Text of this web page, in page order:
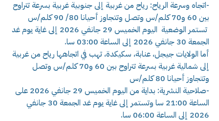
-اتجاه وسرعة الرياح: رياح من غربية إلى جنوبية غربية بسرعة تتراوح
بين 60 و70 كلم/س وتصل وتتجاوز أحيانا 80/ 90 كلم/س
تستمر الوضعية اليوم الخميس 29 جانفي 2026 إلى غاية يوم غد
الجمعة 30 جانفي 2026 إلى الساعة 03:00 سا.
أما الولايات جيجل، عنابة، سكيكدة، تهب في اتجاهها رياح من غربية
إلى شمالية غربية بسرعة تتراوح بين 60 و70 كلم/س وتصل
وتتجاوز أحيانا 80 كلم/س
-صلاحية النشرية: بداية من اليوم الخميس 29 جانفي 2026 على
الساعة 21:00 سا وتستمر إلى غاية يوم غد الجمعة 30 جانفي
2026 إلى الساعة 06:00 سا.